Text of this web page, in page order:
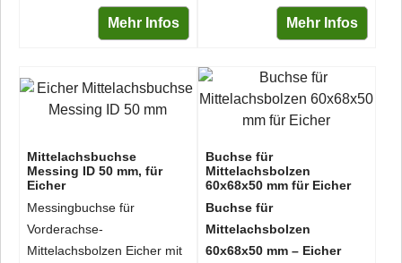
Mehr Infos Mehr Infos
Mittelachsbuchse
Messing ID 50 mm, für
Eicher
Messingbuchse für
Vorderachse-
Mittelachsbolzen Eicher mit
Buchse für
Mittelachsbolzen
60x68x50 mm für Eicher
Buchse für
Mittelachsbolzen
60x68x50 mm – Eicher